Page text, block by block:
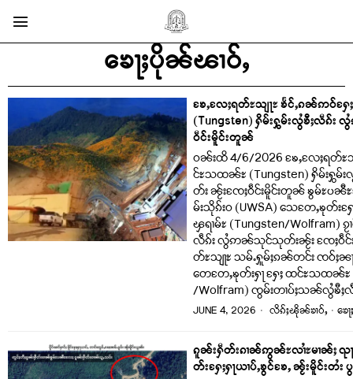
ၶေႃႈပိုၼ်ၽၢဝ်ႇ
ၶႄႇလႄႈရတ်ႊသျႃႊ ၶႅင်ႇၵၼ်ဢဝ်
(Tungsten) ႁိမ်းႁွမ်းလွႆၶီႈလဵ
ဝဵင်းမိူင်းတူၼ်
ဝၼ်းထိ 4/6/2026 ၶႄႇလႄႈရတ်ႊ
င်ႊသထၼ်ႊ (Tungsten) ႁိမ်းႁွ
တ်း ၼႂ်းၸႄႈဝဵင်းမိူင်းတူၼ် ၶွမ်ႊပၼီ
မ်းသိုၵ်းဝ (UWSA) သေတႄႇၶုတ်
ၾရၢမ်ႊ (Tungsten/Wolfram) ၵႂ
လဵၵ်း လွႆဢၼ်သုင်သုတ်းၼႂ်း ၸႄႈဝဵင်း
တ်ႊသျႃႊ သမ်ႉႁူမ်ႈၵၼ်တင်း ၸဝ်ႈၼႃ
တေတႄႇၶုတ်းႁႃ ႁႄႈ ထင်ႊသထၼ်ႊ
/Wolfram) ၸွမ်းတၢပ်ႈသၼ်လွႆၶီႈလဵၵ်
JUNE 4, 2026 လိၵ်ႈၽိုၼ်ၶၢဝ်ႇ · ၶေ
ၵူၼ်းႁဵတ်းၵၢၼ်ဢွၼ်ႊလၢႆႊမၢၼ်ႈ ၺ
တ်းႁႄႈႁႃယၢပ်ႇၶွင်ၶႄႇ ၼႂ်းမိူင်းတႆး